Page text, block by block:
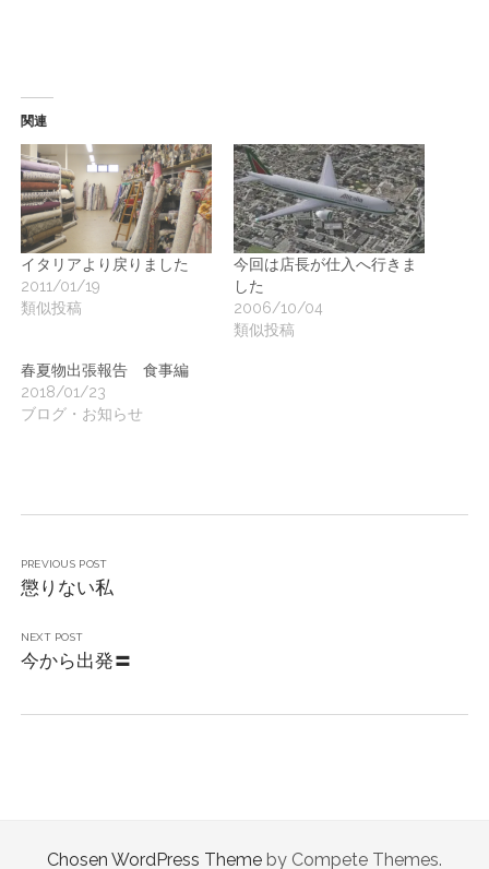
関連
イタリアより戻りました
2011/01/19
類似投稿
今回は店長が仕入へ行きま
した
2006/10/04
類似投稿
春夏物出張報告 食事編
2018/01/23
ブログ・お知らせ
PREVIOUS POST
懲りない私
NEXT POST
今から出発〓
Chosen WordPress Theme by Compete Themes.